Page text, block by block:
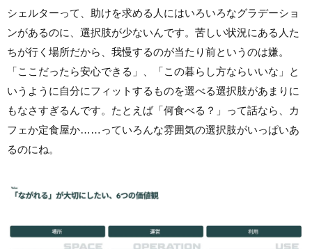
シェルターって、助けを求める人にはいろいろなグラデーショ
ンがあるのに、選択肢が少ないんです。苦しい状況にある人た
ちが行く場所だから、我慢するのが当たり前というのは嫌。
「ここだったら安心できる」、「この暮らし方ならいいな」と
いうように自分にフィットするものを選べる選択肢があまりに
もなさすぎるんです。たとえば「何食べる？」って話なら、カ
フェか定食屋か……っていろんな雰囲気の選択肢がいっぱいあ
るのにね。